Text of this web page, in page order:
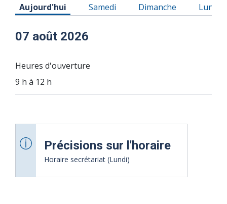
Horaire du Vendredi 07 août 2026
Aujourd'hui Horaire du Samedi 08 août 2026
Samedi Horaire du Dimanche
Dimanche Lundi
07 août 2026
Heures d'ouverture
9 h à 12 h
Précisions sur l'horaire
Horaire secrétariat (Lundi)